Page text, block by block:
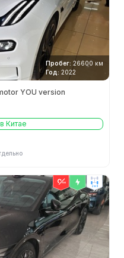
Пробег: 26600 км
Год: 2022
YOU version
Китае
2wd